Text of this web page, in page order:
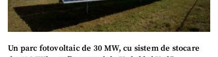
Un parc fotovoltaic de 30 MW, cu sistem de stocare